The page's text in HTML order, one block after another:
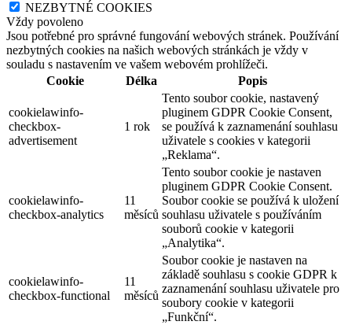
NEZBYTNÉ COOKIES
Vždy povoleno
Jsou potřebné pro správné fungování webových stránek. Používání
nezbytných cookies na našich webových stránkách je vždy v
souladu s nastavením ve vašem webovém prohlížeči.
Cookie
Délka Popis
cookielawinfo-
checkbox-
advertisement
1 rok
Tento soubor cookie, nastavený
pluginem GDPR Cookie Consent,
se používá k zaznamenání souhlasu
uživatele s cookies v kategorii
„Reklama“.
cookielawinfo-
checkbox-analytics
11
měsíců
Tento soubor cookie je nastaven
pluginem GDPR Cookie Consent.
Soubor cookie se používá k uložení
souhlasu uživatele s používáním
souborů cookie v kategorii
„Analytika“.
cookielawinfo-
checkbox-functional
11
měsíců
Soubor cookie je nastaven na
základě souhlasu s cookie GDPR k
zaznamenání souhlasu uživatele pro
soubory cookie v kategorii
„Funkční“.